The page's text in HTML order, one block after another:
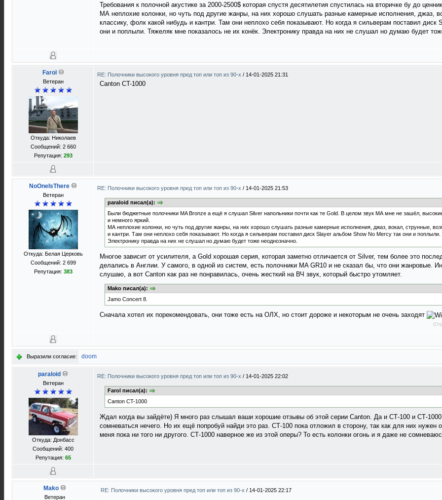
Требования к полочной акустике за 2000-2500$ которая спустя десятилетия спустилась на вторичке бу до
МА неплохие колонки, но чуть под другие жанры, на них хорошо слушать разные камерные исполнения, джаз,
классику, фолк какой нибудь и кантри. Там они неплохо себя показывают. Но когда я сильверам поставил диск
они и поплыли. Тяжеляк мне показалось не их конёк. Электронику правда на них не слушал но думаю будет
Farol
Ветеран
Откуда: Николаев
Сообщений: 2 660
Репутация: 293
RE: Полочники высокого уровня пред топ или топ из 90-х / 14-01-2025 21:31
Саnton CT-1000
NoOneIsThere
Ветеран
Откуда: Белая Церковь
Сообщений: 2 699
Репутация: 383
RE: Полочники высокого уровня пред топ или топ из 90-х / 14-01-2025 21:53
paraloid писал(а):
Были бюджетные полочники MA Bronze а ещё я слушал Silver напольники почти как те Gold. В целом звук МА мне не зашёл,
и немного яркий.
МА неплохие колонки, но чуть под другие жанры, на них хорошо слушать разные камерные исполнения, джаз, вокал, струнные,
и кантри. Там они неплохо себя показывают. Но когда я сильверам поставил диск Slayer альбом Show No Mercy так они и поплыли.
Электронику правда на них не слушал но думаю будет тоже неоднозначно.
Многое зависит от усилителя, а Gold хорошая серия, которая заметно отличается от Silver, тем более это
делались в Англии. У самого, в одной из систем, есть полочники MA GR10 и не сказал бы, что они жанровые.
слушаю, а вот Canton как раз не понравилась, очень жесткий на ВЧ звук, который быстро утомляет.
Mako писал(а):
Jamo Concert 8.
Сначала хотел их порекомендовать, они тоже есть на ОЛХ, но стоит дороже и некоторым не очень заходят
Выразили согласие: doom
paraloid
Ветеран
Откуда: Донбасс
Сообщений: 400
Репутация: 65
RE: Полочники высокого уровня пред топ или топ из 90-х / 14-01-2025 22:02
Farol писал(а):
Саnton CT-1000
Ждал когда вы зайдёте) Я много раз слышал ваши хорошие отзывы об этой серии Canton. Да и СТ-100 и СТ-
сомневаться нечего. Но их ещё попробуй найди это раз. СТ-100 пока отложил в сторону, так как для них нужен
меня пока ни того ни другого. СТ-1000 наверное же из этой оперы? То есть колонки огонь и я даже не
Mako
Ветеран
RE: Полочники высокого уровня пред топ или топ из 90-х / 14-01-2025 22:17